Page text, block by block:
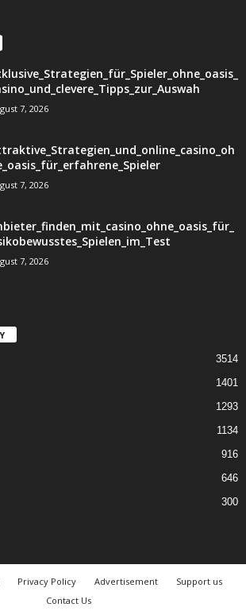
7, 2026
7, 2026
7, 2026
3514
1401
1293
1134
916
646
300
Privacy Policy Advertisement
Support us
Contact Us